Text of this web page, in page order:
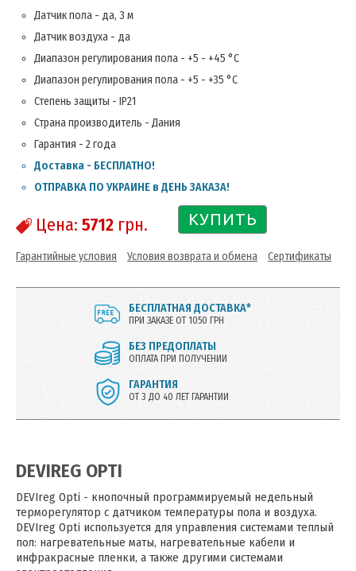
Датчик пола - да, 3 м
Датчик воздуха - да
Диапазон регулирования пола - +5 - +45 °С
Диапазон регулирования пола - +5 - +35 °С
Степень защиты - IP21
Страна производитель - Дания
Гарантия - 2 года
Доставка - БЕСПЛАТНО!
ОТПРАВКА ПО УКРАИНЕ в ДЕНЬ ЗАКАЗА!
Цена: 5712 грн. КУПИТЬ
Гарантийные условия Условия возврата и обмена Сертификаты
БЕСПЛАТНАЯ ДОСТАВКА*
ПРИ ЗАКАЗЕ ОТ 1050 ГРН
БЕЗ ПРЕДОПЛАТЫ
ОПЛАТА ПРИ ПОЛУЧЕНИИ
ГАРАНТИЯ
ОТ 3 ДО 40 ЛЕТ ГАРАНТИИ
DEVIREG OPTI
DEVIreg Opti - кнопочный программируемый недельный
терморегулятор с датчиком температуры пола и воздуха.
DEVIreg Opti используется для управления системами теплый
пол: нагревательные маты, нагревательные кабели и
инфракрасные пленки, а также другими системами